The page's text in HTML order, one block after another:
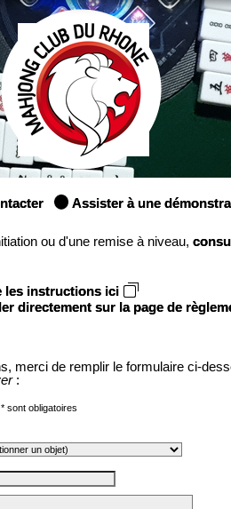
Assister à une
ou d'une remise à niveau,
les instructions ici
directement sur la page de
merci de remplir le formulaire ci-
:
sont obligatoires